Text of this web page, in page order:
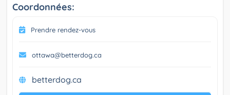
Coordonnées:
Prendre rendez-vous
ottawa@betterdog.ca
betterdog.ca